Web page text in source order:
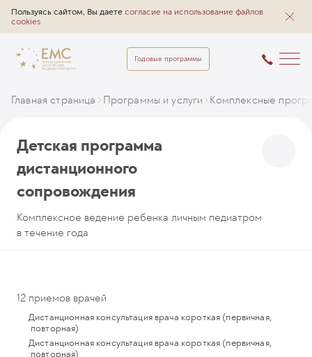
Пользуясь сайтом, Вы даете согласие на использование файлов
cookies
Годовые программы
Главная страница Программы и услуги Комплексные
Детская программа
дистанционного
сопровождения
Комплексное ведение ребенка личным педиатром
в течение года
12 приемов врачей
Дистанционная консультация врача короткая (первичная,
повторная)
Дистанционная консультация врача короткая (первичная,
повторная)